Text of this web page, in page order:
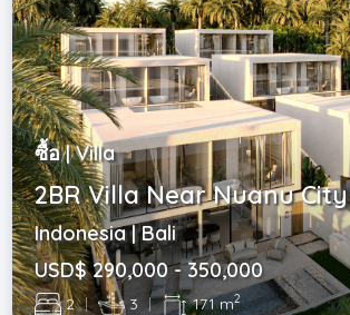
ซื้อ | Villa
2BR Villa Near Nuanu City
Indonesia | Bali
USD$ 290,000 - 350,000
2 | 3 | 171 m2